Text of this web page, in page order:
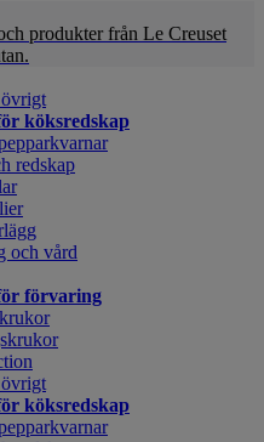
produkter från Le Creuset
köksredskap
redskap
och vård
förvaring
köksredskap